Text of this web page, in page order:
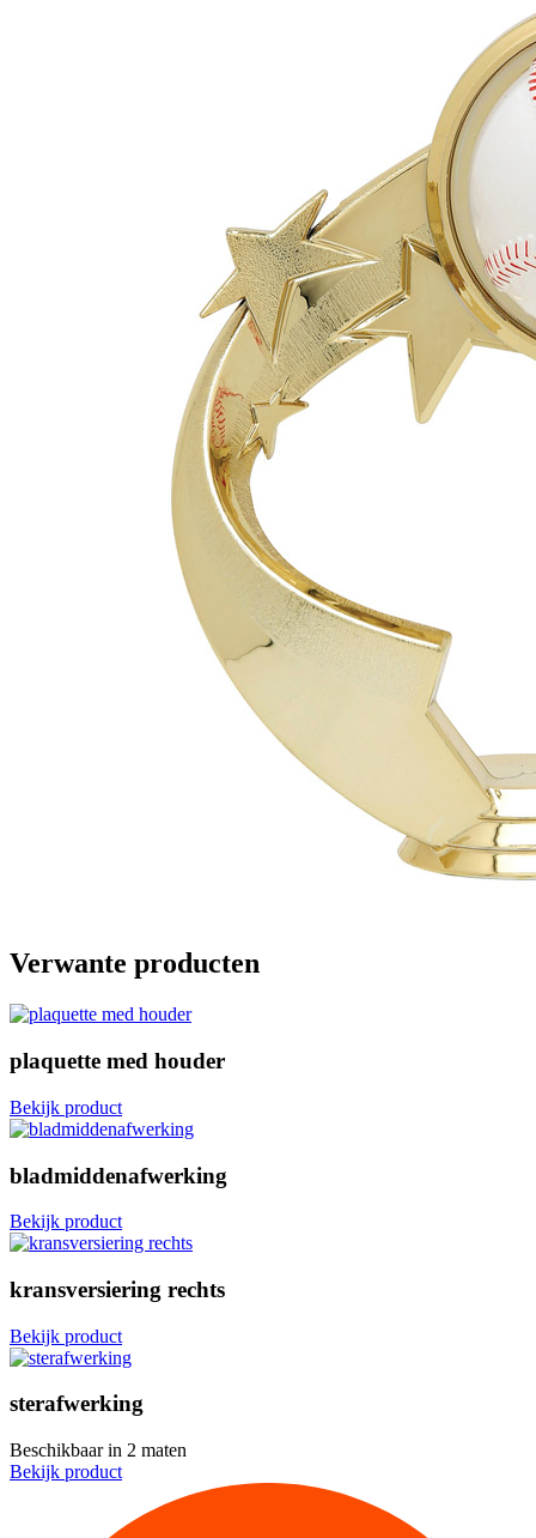
Verwante producten
plaquette med houder
Bekijk product
bladmiddenafwerking
Bekijk product
kransversiering rechts
Bekijk product
sterafwerking
Beschikbaar in 2 maten
Bekijk product